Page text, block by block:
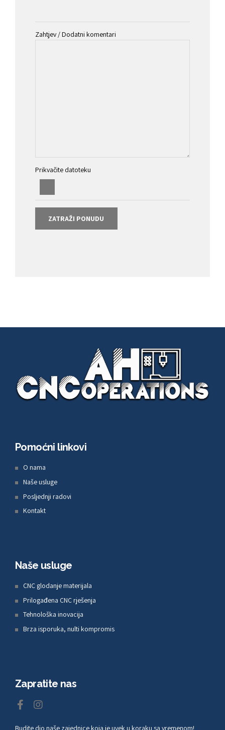
Zahtjev / Dodatni komentari
Prikvačite datoteku
Pomoćni linkovi
O nama
Naše usluge
Posljednji radovi
Kontakt
Naše usluge
CNC glodanje materijala
Prilogađena CNC rješenja
Tehnološka inovacija
Brza isporuka, nulti kompromis
Zapratite nas
Budite dio naše zajednice koja je uvek u koraku sa vremenom!